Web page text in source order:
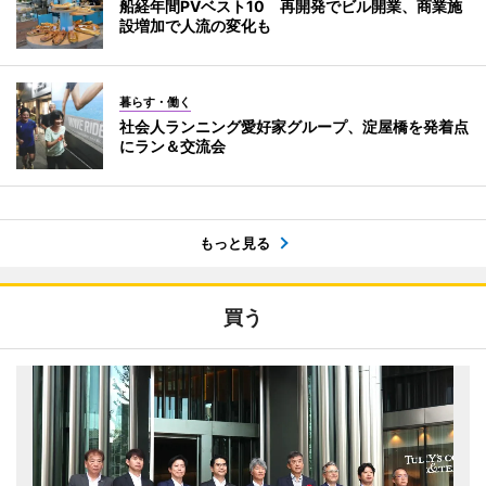
船経年間PVベスト10 再開発でビル開業、商業施
設増加で人流の変化も
暮らす・働く
社会人ランニング愛好家グループ、淀屋橋を発着点
にラン＆交流会
もっと見る
買う